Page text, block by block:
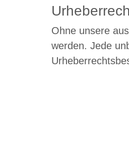
Ohne unsere
werden. Jede